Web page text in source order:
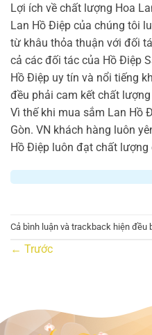
Lợi ích về chất lượng Hoa
Lan Hồ Điệp của chúng tôi
từ khâu thỏa thuận với đối
cả các đối tác của Hồ Điệp
Hồ Điệp uy tín và nổi tiếng
đều phải cam kết chất
Vì thế khi mua sắm Lan Hồ
Gòn. VN khách hàng luôn
Hồ Điệp luôn đạt chất lượng
Cả bình luận và trackback hiện đều
← Trước